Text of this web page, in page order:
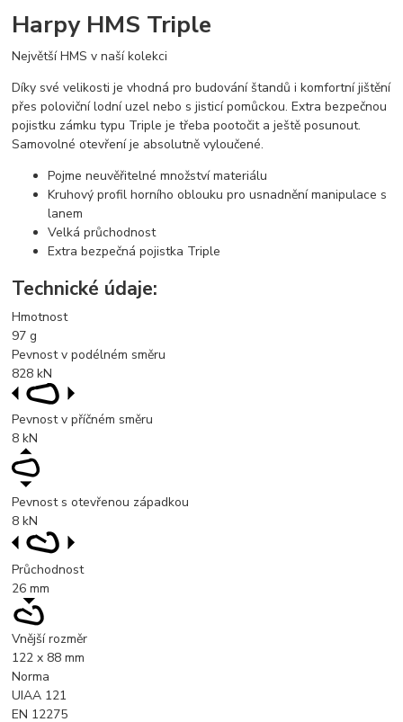
Harpy HMS Triple
Největší HMS v naší kolekci
Díky své velikosti je vhodná pro budování štandů i komfortní jištění
přes poloviční lodní uzel nebo s jisticí pomůckou. Extra bezpečnou
pojistku zámku typu Triple je třeba pootočit a ještě posunout.
Samovolné otevření je absolutně vyloučené.
Pojme neuvěřitelné množství materiálu
Kruhový profil horního oblouku pro usnadnění manipulace s
lanem
Velká průchodnost
Extra bezpečná pojistka Triple
Technické údaje:
Hmotnost
97g
Pevnost v podélném směru
828kN
Pevnost v příčném směru
8kN
Pevnost s otevřenou západkou
8kN
Průchodnost
26mm
Vnější rozměr
122 x 88 mm
Norma
UIAA 121
EN 12275